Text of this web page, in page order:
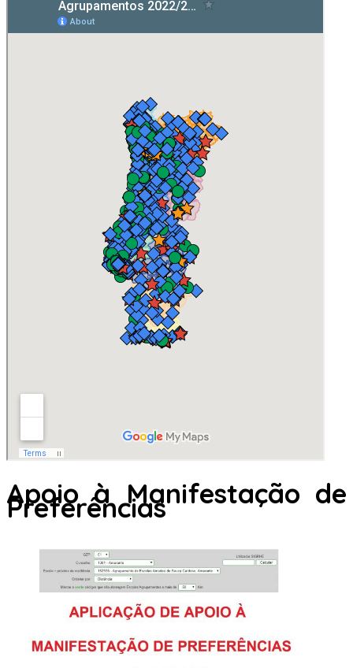
Apoio à Manifestação de
Preferências